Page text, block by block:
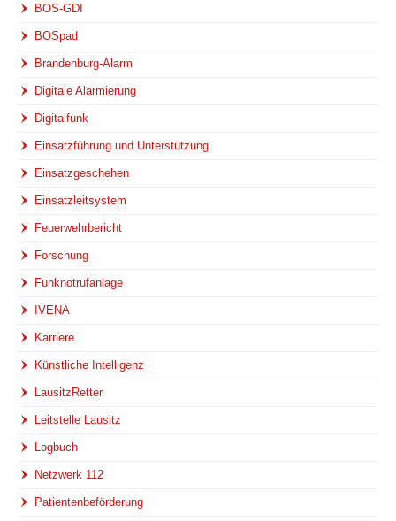
BOS-GDI
BOSpad
Brandenburg-Alarm
Digitale Alarmierung
Digitalfunk
Einsatzführung und Unterstützung
Einsatzgeschehen
Einsatzleitsystem
Feuerwehrbericht
Forschung
Funknotrufanlage
IVENA
Karriere
Künstliche Intelligenz
LausitzRetter
Leitstelle Lausitz
Logbuch
Netzwerk 112
Patientenbeförderung